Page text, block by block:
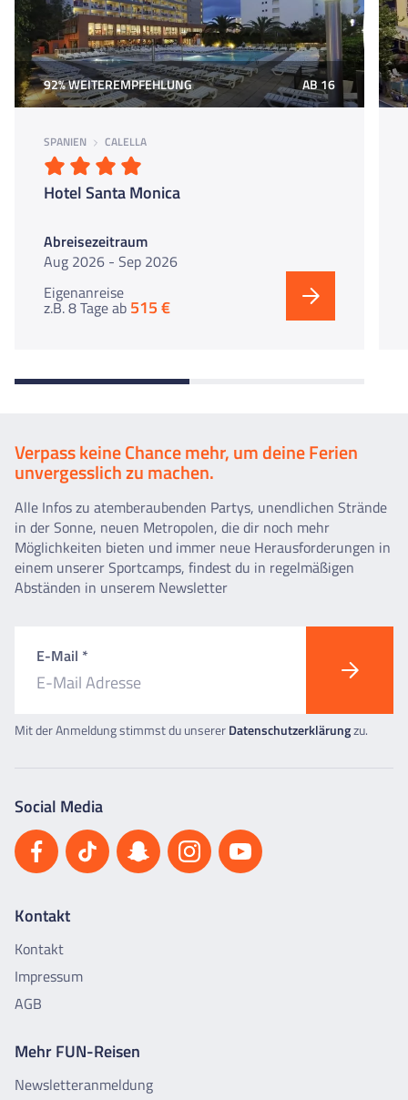
92% WEITEREMPFEHLUNG AB 16
SPANIEN CALELLA
Hotel Santa Monica
Abreisezeitraum
Aug 2026 - Sep 2026
Eigenanreise
z.B. 8 Tageab 515 €
Verpass keine Chance mehr, um deine Ferien
unvergesslich zu machen.
Alle Infos zu atemberaubenden Partys, unendlichen Strände
in der Sonne, neuen Metropolen, die dir noch mehr
Möglichkeiten bieten und immer neue Herausforderungen in
einem unserer Sportcamps, findest du in regelmäßigen
Abständen in unserem Newsletter
E-Mail *
Mit der Anmeldung stimmst du unsererDatenschutzerklärungzu.
Social Media
Kontakt
Kontakt
Impressum
AGB
Mehr FUN-Reisen
Newsletteranmeldung